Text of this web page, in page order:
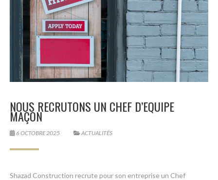
NOUS RECRUTONS UN CHEF D’EQUIPE
MAÇON
6 OCTOBRE 2025 ACTUALITÉS
Shazad Construction recrute pour son entreprise un Chef